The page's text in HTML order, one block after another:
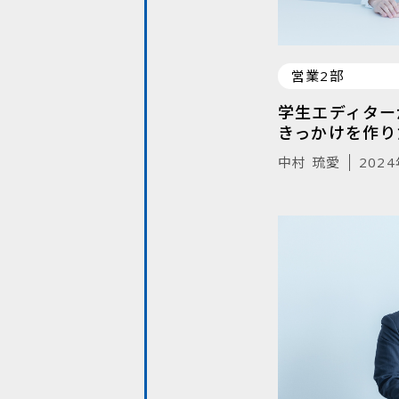
営業2部
学生エディタ
きっかけを作
中村 琉愛 2024